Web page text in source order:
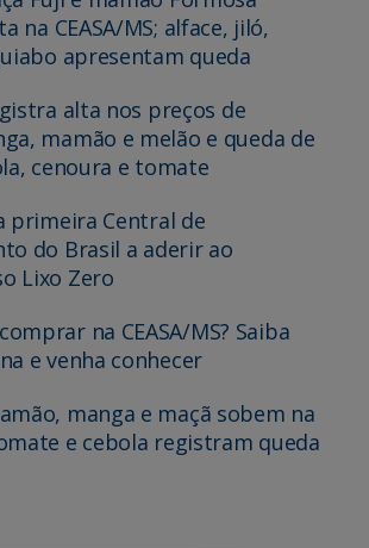
na CEASA/MS; alface, jiló,
apresentam queda
alta nos preços de
mamão e melão e queda de
cenoura e tomate
primeira Central de
do Brasil a aderir ao
Lixo Zero
na CEASA/MS? Saiba
e venha conhecer
manga e maçã sobem na
e cebola registram queda